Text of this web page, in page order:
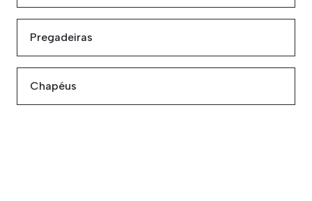
Pregadeiras
Chapéus